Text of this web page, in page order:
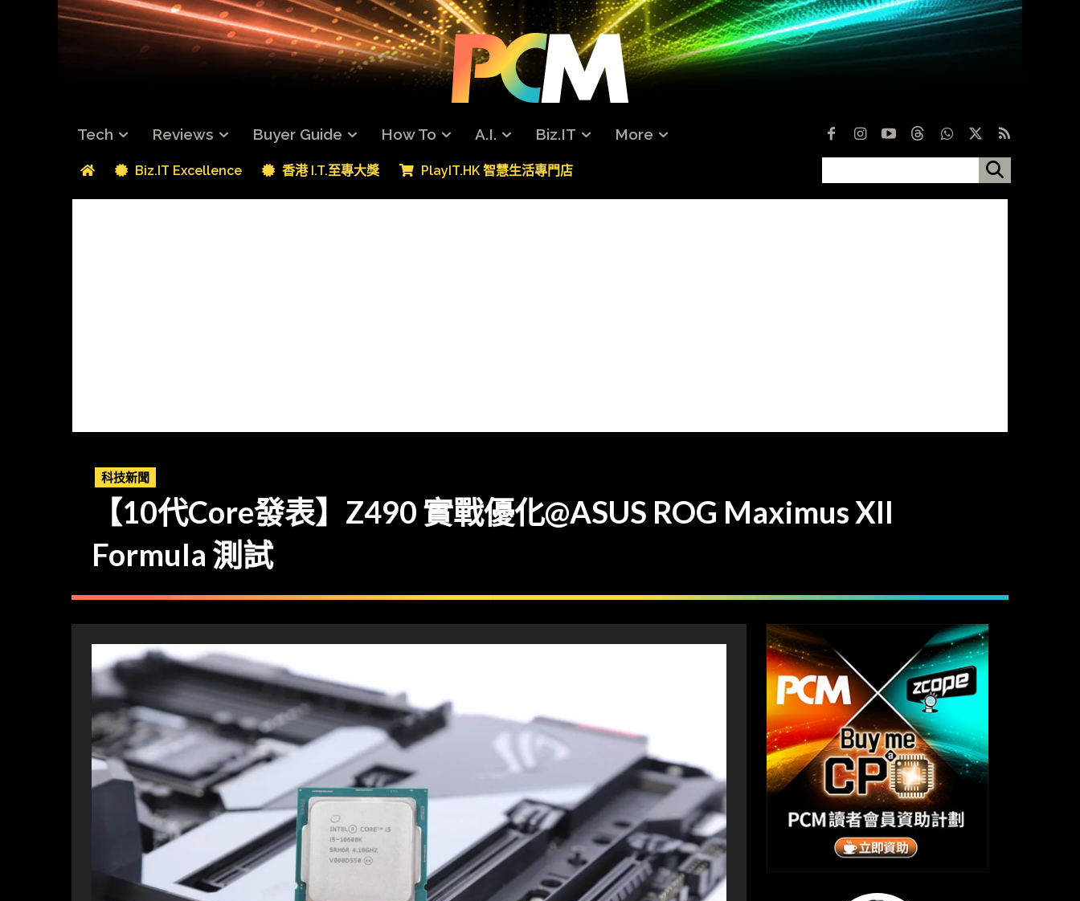
Tech Reviews Buyer Guide How To A.I. Biz.IT More
Biz.IT Excellence 香港 I.T.至專大獎 PlayIT.HK 智慧生活專門店
科技新聞
【10代Core發表】Z490 實戰優化@ASUS ROG Maximus XII
Formula 測試